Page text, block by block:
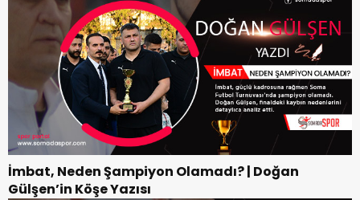
İmbat, Neden Şampiyon Olamadı? | Doğan
Gülşen’in Köşe Yazısı